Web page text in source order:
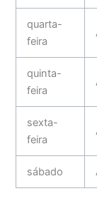
quarta-
feira
quinta-
feira
sexta-
feira
sábado